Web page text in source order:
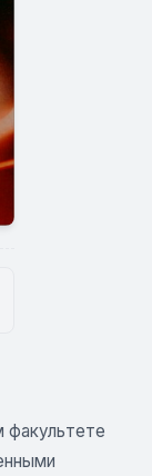
факультете